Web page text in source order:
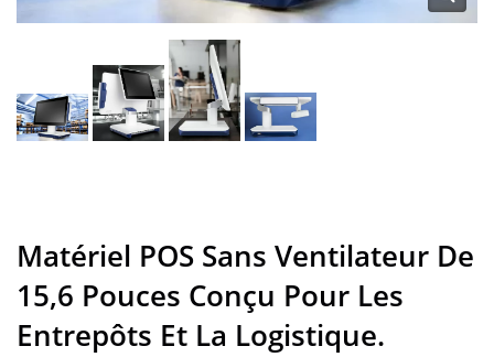
Matériel POS Sans Ventilateur De
15,6 Pouces Conçu Pour Les
Entrepôts Et La Logistique.